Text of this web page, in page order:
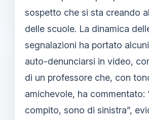
sospetto che si sta creando
delle scuole. La dinamica
segnalazioni ha portato
auto-denunciarsi in video,
di un professore che, con
amichevole, ha commentato:
compito, sono di sinistra”,